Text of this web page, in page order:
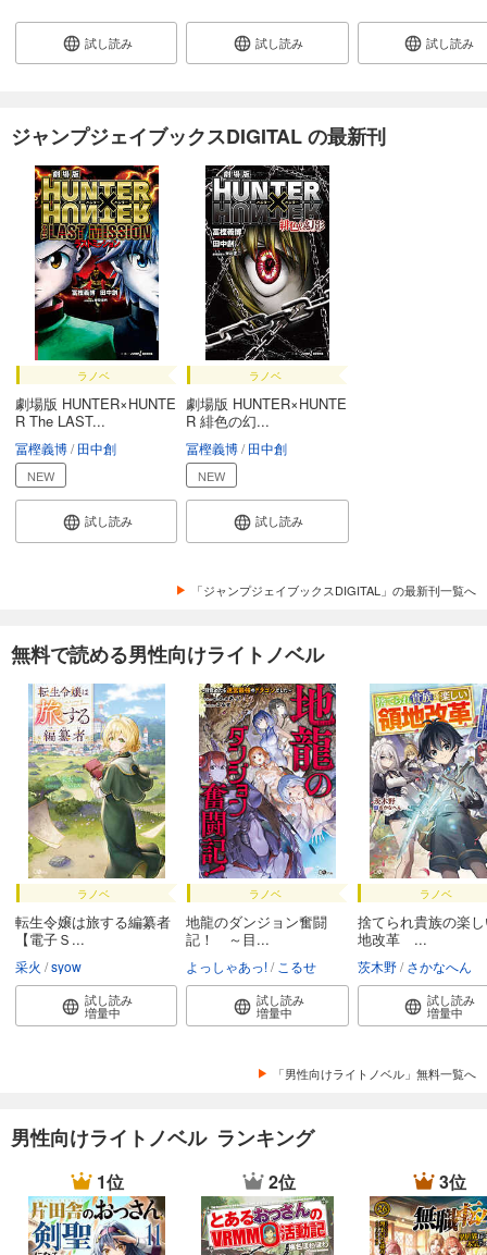
試し読み 試し読み 試し読み
ジャンプジェイブックスDIGITAL の最新刊
ラノベ
劇場版 HUNTER×HUNTE
R The LAST...
冨樫義博 田中創
NEW
試し読み
ラノベ
劇場版 HUNTER×HUNTE
R 緋色の幻...
冨樫義博 田中創
NEW
試し読み
「ジャンプジェイブックスDIGITAL」の最新刊一覧へ
無料で読める男性向けライトノベル
ラノベ
転生令嬢は旅する編纂者
【電子Ｓ...
采火 syow
試し読み
増量中
ラノベ
地龍のダンジョン奮闘
記！ ～目...
よっしゃあっ! こるせ
試し読み
増量中
ラノベ
捨てられ貴族の楽
地改革 ...
茨木野 さかなへん
試し読み
増量中
「男性向けライトノベル」無料一覧へ
男性向けライトノベル ランキング
1位 2位 3位